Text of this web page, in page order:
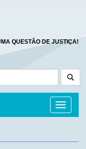
QUESTÃO DE JUSTIÇA!
Toggle